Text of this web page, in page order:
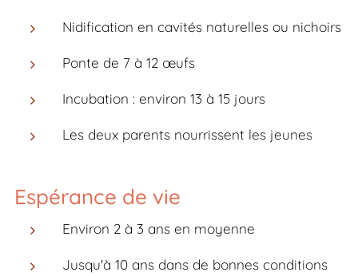
Nidification en cavités naturelles ou nichoirs
Ponte de 7 à 12 œufs
Incubation : environ 13 à 15 jours
Les deux parents nourrissent les jeunes
Espérance de vie
Environ 2 à 3 ans en moyenne
Jusqu'à 10 ans dans de bonnes conditions